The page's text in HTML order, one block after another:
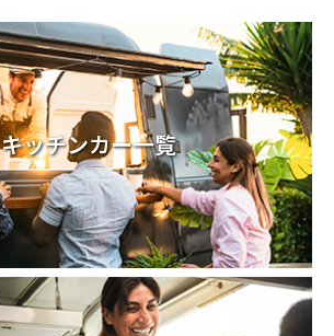
キッチンカー一覧